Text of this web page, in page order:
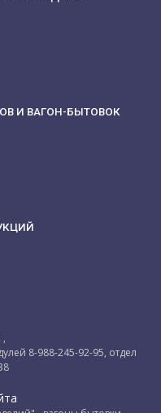
И ВАГОН-БЫТОВОК
,
8-988-245-92-95, отдел